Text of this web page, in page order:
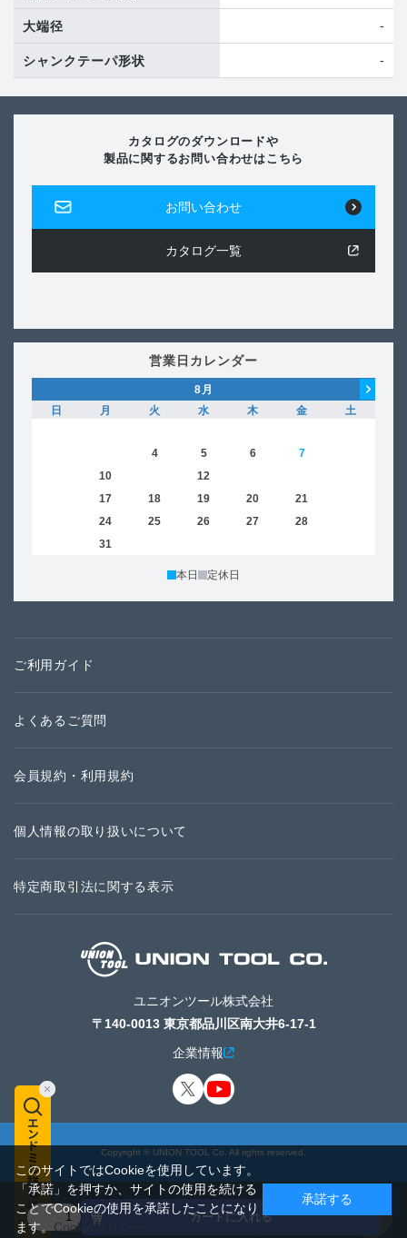
大端径 -
シャンクテーパ形状 -
カタログのダウンロードや
製品に関するお問い合わせはこちら
お問い合わせ
カタログ一覧
営業日カレンダー
8 月
日
月 火 水 木 金
土
4 5 6 7
10 12
17 18 19 20 21
24 25 26 27 28
31
本日 定休日
ご利用ガイド
よくあるご質問
会員規約・利用規約
個人情報の取り扱いについて
特定商取引法に関する表示
ユニオンツール株式会社
〒140-0013 東京都品川区南大井6-17-1
企業情報
Copyright © UNION TOOL Co. All rights reserved.
このサイトではCookieを使用しています。
「承諾」を押すか、サイトの使用を続ける
ことでCookieの使用を承諾したことになり
ます。Cookieポリシー
承諾する
カートに入れる